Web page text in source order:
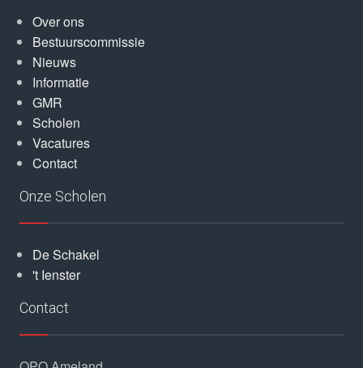
Over ons
Bestuurscommissie
Nieuws
Informatie
GMR
Scholen
Vacatures
Contact
Onze Scholen
De Schakel
't Ienster
Contact